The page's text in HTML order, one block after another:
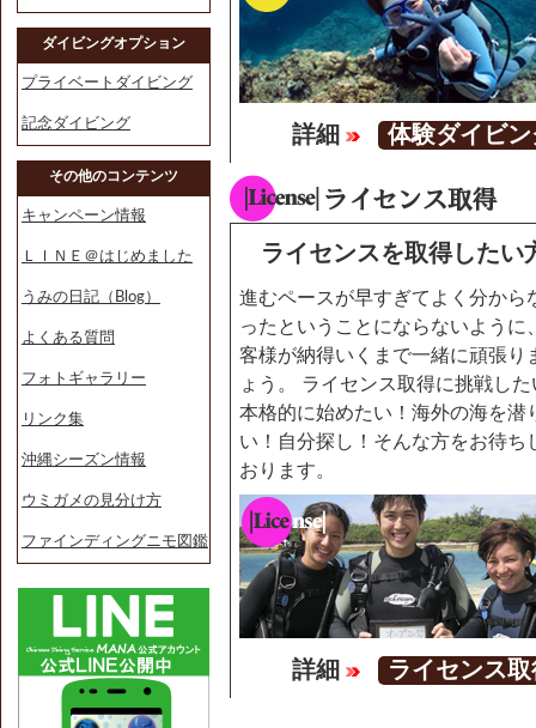
詳細 体験ダイビン
ライセンスを取得したい
進むペースが早すぎてよく分から
ったということにならないように
客様が納得いくまで一緒に頑張り
ょう。 ライセンス取得に挑戦した
本格的に始めたい！海外の海を潜
い！自分探し！そんな方をお待ち
おります。
詳細 ライセンス取
ダイビングオプション
プライベートダイビング
記念ダイビング
その他のコンテンツ
キャンペーン情報
ＬＩＮＥ＠はじめました
うみの日記（Blog）
よくある質問
フォトギャラリー
リンク集
沖縄シーズン情報
ウミガメの見分け方
ファインディングニモ図鑑